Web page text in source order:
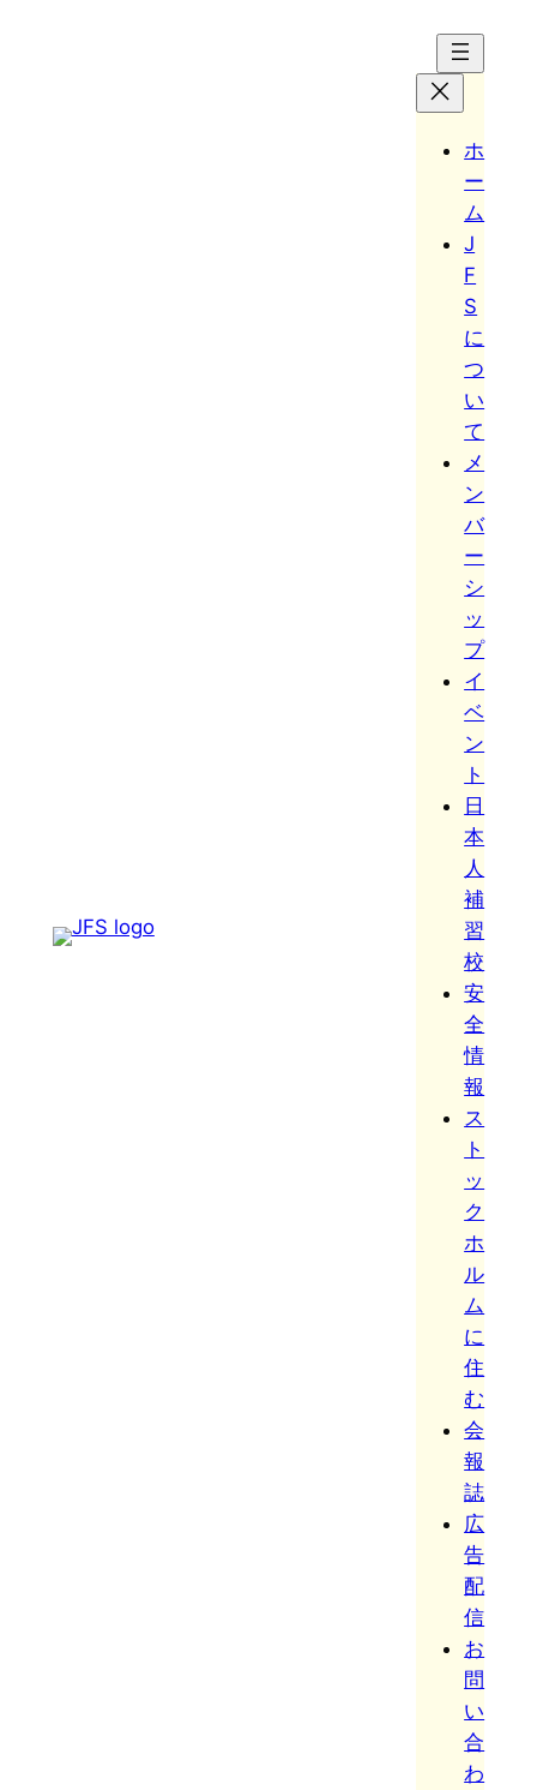
ホ
ー
ム
J
F
S
に
つ
い
て
メ
ン
バ
ー
シ
ッ
プ
イ
ベ
ン
ト
日
本
人
補
習
校
安
全
情
報
ス
ト
ッ
ク
ホ
ル
ム
に
住
む
会
報
誌
広
告
配
信
お
問
い
合
わ